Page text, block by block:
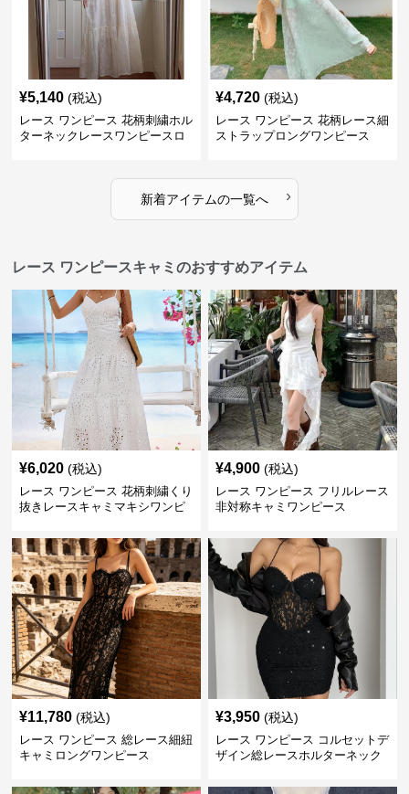
¥5,140 (税込)
レース ワンピース 花柄刺繍ホル
ターネックレースワンピースロ
¥4,720 (税込)
レース ワンピース 花柄レース細
ストラップロングワンピース
新着アイテムの一覧へ ›
レース ワンピースキャミのおすすめアイテム
¥6,020 (税込)
レース ワンピース 花柄刺繍くり
抜きレースキャミマキシワンピ
¥4,900 (税込)
レース ワンピース フリルレース
非対称キャミワンピース
¥11,780 (税込)
レース ワンピース 総レース細紐
キャミロングワンピース
¥3,950 (税込)
レース ワンピース コルセットデ
ザイン総レースホルターネック